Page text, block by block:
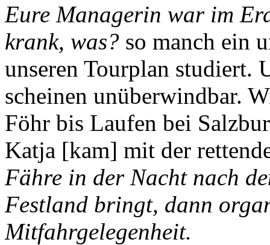
Eure Managerin war im
krank, was? so manch ein
unseren Tourplan studiert.
scheinen unüberwindbar.
Föhr bis Laufen bei
Katja [kam] mit der
Fähre in der Nacht nach
Festland bringt, dann
Mitfahrgelegenheit.